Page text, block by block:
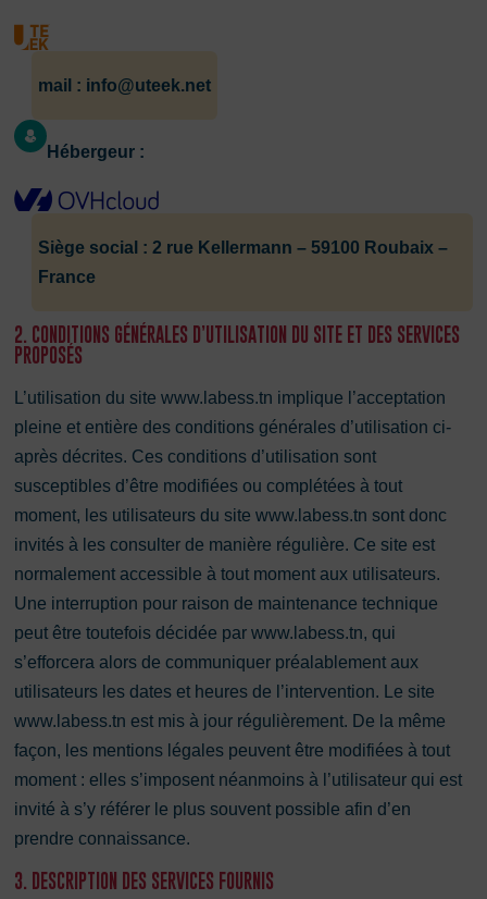
mail : info@uteek.net
Hébergeur :
Siège social : 2 rue Kellermann – 59100 Roubaix –
France
2. CONDITIONS GÉNÉRALES D’UTILISATION DU SITE ET DES SERVICES
PROPOSÉS
L’utilisation du site www.labess.tn implique l’acceptation
pleine et entière des conditions générales d’utilisation ci-
après décrites. Ces conditions d’utilisation sont
susceptibles d’être modifiées ou complétées à tout
moment, les utilisateurs du site www.labess.tn sont donc
invités à les consulter de manière régulière. Ce site est
normalement accessible à tout moment aux utilisateurs.
Une interruption pour raison de maintenance technique
peut être toutefois décidée par www.labess.tn, qui
s’efforcera alors de communiquer préalablement aux
utilisateurs les dates et heures de l’intervention. Le site
www.labess.tn est mis à jour régulièrement. De la même
façon, les mentions légales peuvent être modifiées à tout
moment : elles s’imposent néanmoins à l’utilisateur qui est
invité à s’y référer le plus souvent possible afin d’en
prendre connaissance.
3. DESCRIPTION DES SERVICES FOURNIS